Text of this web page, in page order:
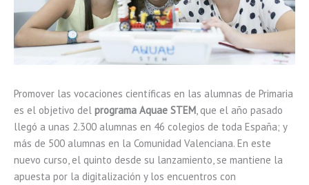
Promover las vocaciones científicas en las alumnas de Primaria
es el objetivo del programa Aquae STEM , que el año pasado
llegó a unas 2.300 alumnas en 46 colegios de toda España; y
más de 500 alumnas en la Comunidad Valenciana. En este
nuevo curso, el quinto desde su lanzamiento, se mantiene la
apuesta por la digitalización y los encuentros con